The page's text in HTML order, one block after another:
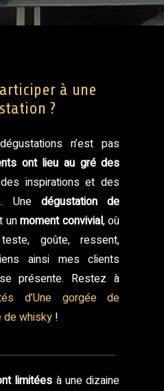
à une
?
n’est pas
ont lieu au gré des
inspirations et des
Unedégustation de
unmoment convivial, où
goûte, ressent,
ainsi mes clients
présente. Restez à
d’Une gorgée de
de whisky!
limitées à une dizaine